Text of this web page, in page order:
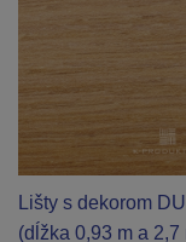
Lišty s dekorom
(dĺžka 0,93 m a 2,7